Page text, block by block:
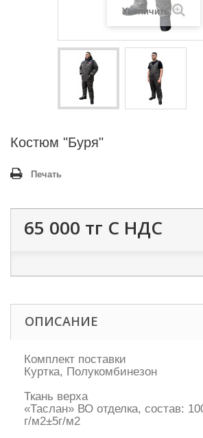
Увеличить
Костюм "Буря"
Печать
65 000 тг С НДС
ОПИСАНИЕ
Комплект поставки
Куртка, Полукомбинезон
Ткань верха
«Таслан» ВО отделка, состав:
г/м2±5г/м2